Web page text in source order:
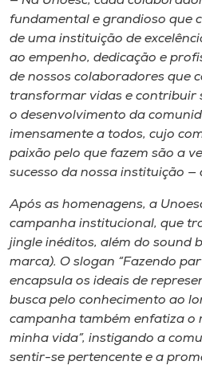
fundamental e grandioso que
de uma instituição de
ao empenho, dedicação e
de nossos colaboradores que
transformar vidas e contribuir
o desenvolvimento da
imensamente a todos, cujo
paixão pelo que fazem são a
sucesso da nossa instituição —
Após as homenagens, a
campanha institucional, que
jingle inéditos, além do sound
marca). O slogan “Fazendo
encapsula os ideais de
busca pelo conhecimento ao
campanha também enfatiza o
minha vida”, instigando a
sentir-se pertencente e a